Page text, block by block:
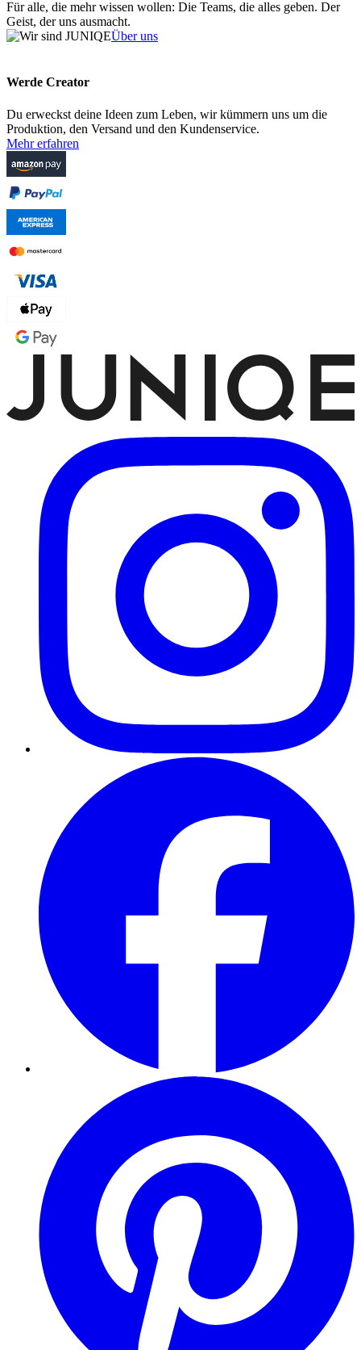
Für alle, die mehr wissen wollen: Die Teams, die alles geben. Der
Geist, der uns ausmacht.
Über uns
Werde Creator
Du erweckst deine Ideen zum Leben, wir kümmern uns um die
Produktion, den Versand und den Kundenservice.
Mehr erfahren